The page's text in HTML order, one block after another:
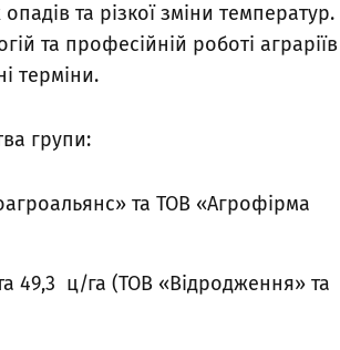
та різкої зміни температур.
та професійній роботі аграріїв
терміни.
групи:
та ТОВ «Агрофірма
49,3 ц/га (ТОВ «Відродження» та